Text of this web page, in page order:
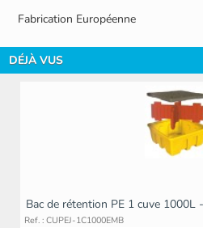
Fabrication Européenne
DÉJÀ VUS
Bac de rétention PE 1 cuve 1000L
Ref. : CUPEJ-1C1000EMB